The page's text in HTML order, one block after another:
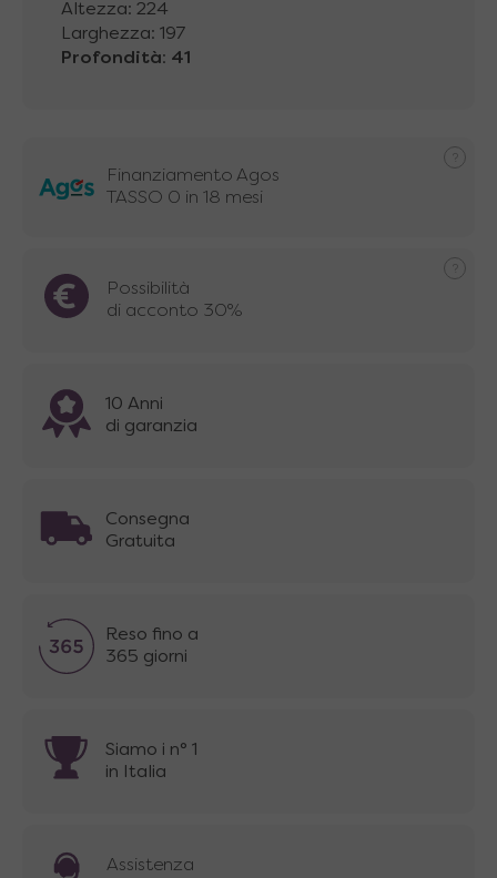
Altezza: 224
Larghezza: 197
Profondità: 41
Finanziamento Agos
TASSO 0 in 18 mesi
Possibilità
di acconto 30%
10 Anni
di garanzia
Consegna
Gratuita
Reso fino a
365 giorni
Siamo i n° 1
in Italia
Assistenza